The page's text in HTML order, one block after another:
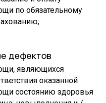
по обязательному
дефектов
являющихся
оказанной
состоянию здоровья